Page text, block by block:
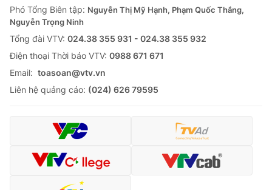
Phó Tổng Biên tập: Nguyễn Thị Mỹ Hạnh, Phạm Quốc Thắng,
Nguyễn Trọng Ninh
Tổng đài VTV: 024.38 355 931 - 024.38 355 932
Ðiện thoại Thời báo VTV: 0988 671 671
Email: toasoan@vtv.vn
Liên hệ quảng cáo: (024) 626 79595